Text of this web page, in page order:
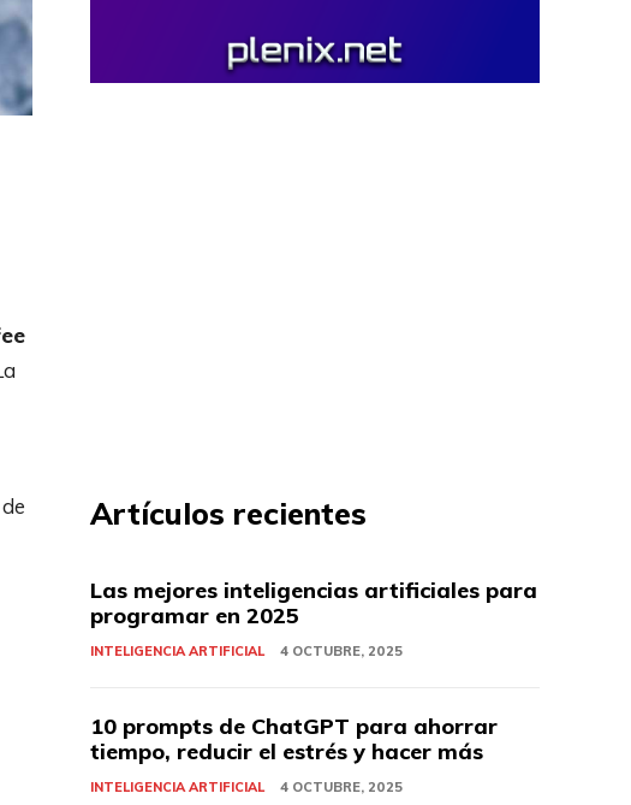
Artículos recientes
Las mejores inteligencias artificiales para
programar en 2025
INTELIGENCIA ARTIFICIAL 4 OCTUBRE, 2025
10 prompts de ChatGPT para ahorrar
tiempo, reducir el estrés y hacer más
INTELIGENCIA ARTIFICIAL 4 OCTUBRE, 2025